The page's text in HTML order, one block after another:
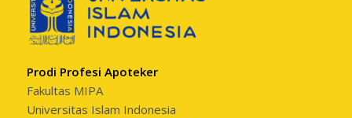
Prodi Profesi Apoteker
Fakultas MIPA
Universitas Islam Indonesia